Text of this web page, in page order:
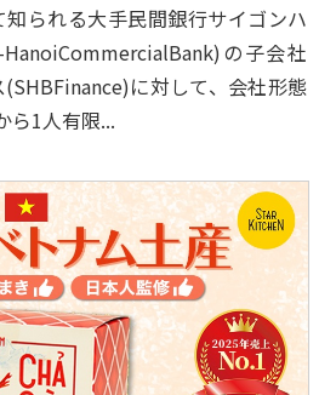
られる大手民間銀行サイゴンハ
の子会社
に対して、会社形態
ら1人有限...